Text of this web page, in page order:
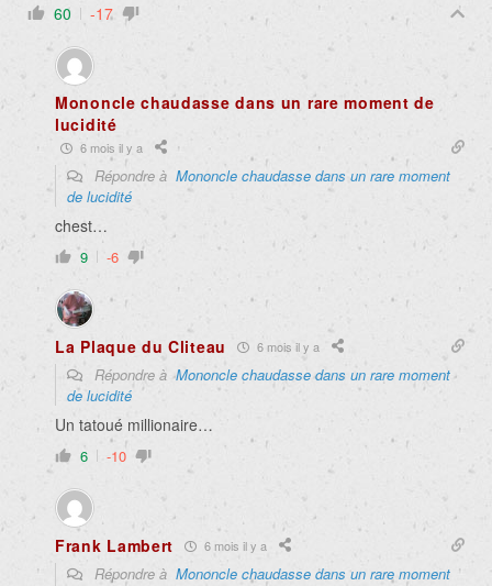
60 -17
Mononcle chaudasse dans un rare moment de
lucidité
6 mois il y a
Répondre à Mononcle chaudasse dans un rare moment
de lucidité
chest…
9 -6
La Plaque du Cliteau 6 mois il y a
Répondre àMononcle chaudasse dans un rare moment
de lucidité
Un tatoué millionaire…
6 -10
Frank Lambert 6 mois il y a
Répondre à Mononcle chaudasse dans un rare moment